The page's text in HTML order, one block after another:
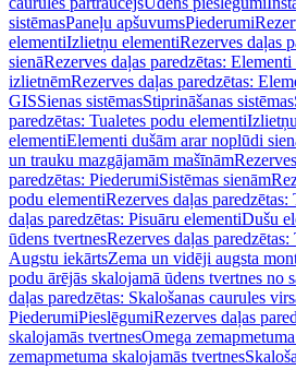
sistēmasPaneļu apšuvumsPiederumi
elementiIzlietņu elementiRezerves daļas
sienāRezerves daļas paredzētas:
izlietnēmRezerves daļas paredzētas:
GISSienas sistēmasStiprināšanas sistēmas
paredzētas: Tualetes podu elementi
elementiElementi dušām arar noplūdi
un trauku mazgājamām mašīnām
paredzētas: PiederumiSistēmas sienām
podu elementiRezerves daļas
daļas paredzētas: Pisuāru elementiDušu
ūdens tvertnesRezerves daļas
Augstu iekārtsZema un vidēji augsta
podu ārējās skalojamā ūdens tvertnes no
daļas paredzētas: Skalošanas caurules
PiederumiPieslēgumiRezerves daļas
skalojamās tvertnesOmega
zemapmetuma skalojamās tvertnes